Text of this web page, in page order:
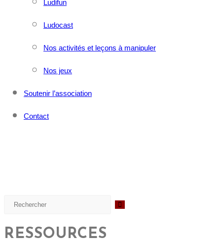
Ludifun
Ludocast
Nos activités et leçons à manipuler
Nos jeux
Soutenir l’association
Contact
RESSOURCES